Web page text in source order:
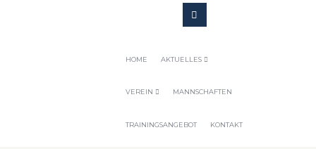
HOME AKTUELLES
VEREIN MANNSCHAFTEN
TRAININGSANGEBOT KONTAKT